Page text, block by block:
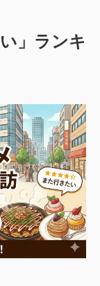
」ランキ